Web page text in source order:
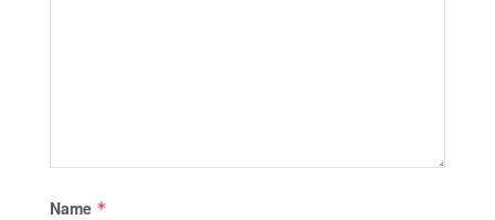
Name *